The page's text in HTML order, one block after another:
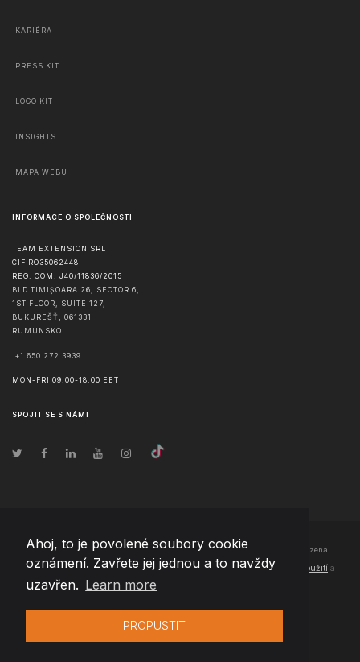
Ahoj, to je povolené soubory cookie
oznámení. Zavřete jej jednou a to navždy
uzavřen. Learn more
PROPUSTIT
KARIÉRA
PRESS KIT
LOGO KIT
INSIGHTS
MAPA WEBU
INFORMACE O SPOLEČNOSTI
TEAM EXTENSION SRL
CIF RO35062448
REG. COM. J40/11836/2015
BLD TIMIȘOARA 26, SECTOR 6,
1ST FLOOR, SUITE 127,
BUKUREŠŤ , 061331
RUMUNSKO
+1 650 272 3939
MON-FRI 09:00-18:00 EET
SPOJIT SE S NÁMI
© Copyright2026 Team Extension Czech Republic- Všechna práva vyhrazena
Changelog● Používáním těchto stránek souhlasíte s našimiPodmínky použití a
Politika soukromí